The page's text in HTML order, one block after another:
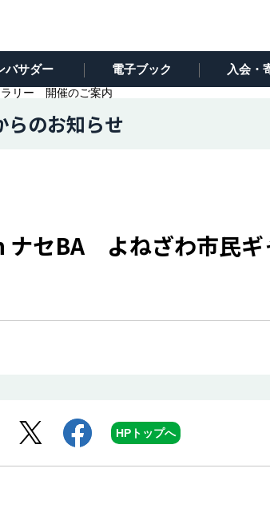
バサダー 電子ブック 入会・
ラリー 開催のご案内
らのお知らせ
ナセBA よねざわ市民
HPトップへ